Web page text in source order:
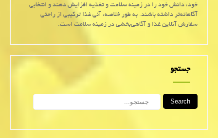
خود، دانش خود را در زمینه سلامت و تغذیه افزایش دهند و انتخابی
آگاهانه‌تر داشته باشند. به طور خلاصه، آنی غذا ترکیبی از راحتی
سفارش آنلاین غذا و آگاهی‌بخشی در زمینه سلامت است.
جستجو
Search